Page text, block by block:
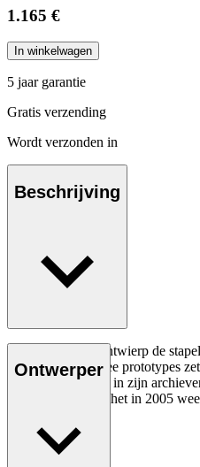
1.165 €
In winkelwagen
5 jaar garantie
Gratis verzending
Wordt verzonden in
Beschrijving
Hans J. Wegner ontwierp de
het maken van twee prototypes
stoelontwerp opzij in zijn
bleef liggen totdat het in 2005
Lees meer
Ontwerper